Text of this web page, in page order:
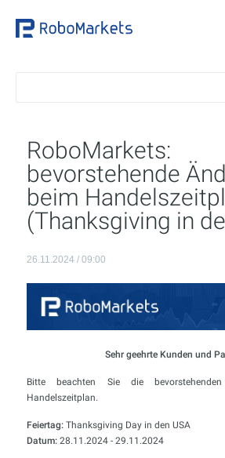
RoboMarkets:
bevorstehende
beim
(Thanksgiving in
26.11.2024 / 09:00
Sehr geehrte Kunden und
Bitte beachten Sie die
Handelszeitplan.
Feiertag: Thanksgiving Day in den USA
Datum: 28.11.2024 - 29.11.2024